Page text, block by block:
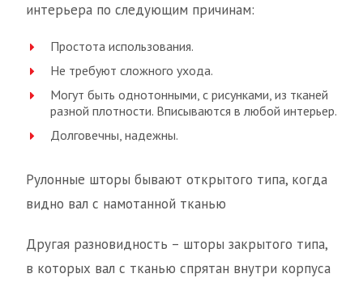
интерьера по следующим причинам:
Простота использования.
Не требуют сложного ухода.
Могут быть однотонными, с рисунками, из тканей
разной плотности. Вписываются в любой интерьер.
Долговечны, надежны.
Рулонные шторы бывают открытого типа, когда
видно вал с намотанной тканью
Другая разновидность – шторы закрытого типа,
в которых вал с тканью спрятан внутри корпуса